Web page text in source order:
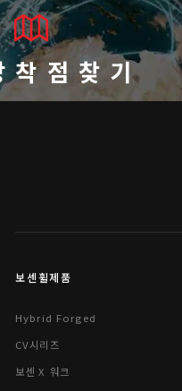
착점찾기
보센휠제품
Hybrid Forged
CV시리즈
보센 X 워크